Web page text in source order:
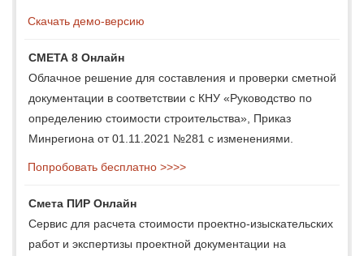
Скачать демо-версию
СМЕТА 8 Онлайн
Облачное решение для составления и проверки сметной
документации в соответствии с КНУ «Руководство по
определению стоимости строительства», Приказ
Минрегиона от 01.11.2021 №281 с изменениями.
Попробовать бесплатно >>>>
Смета ПИР Онлайн
Сервис для расчета стоимости проектно-изыскательских
работ и экспертизы проектной документации на